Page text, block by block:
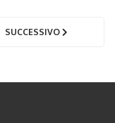
SUCCESSIVO